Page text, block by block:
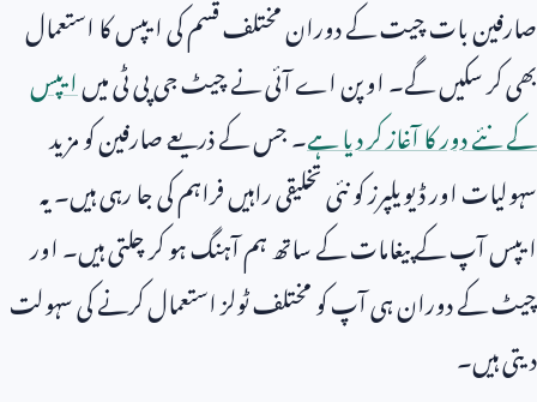
صارفین بات چیت کے دوران مختلف قسم کی ایپس کا استعمال
بھی کر سکیں گے۔ اوپن اے آئی نے چیٹ جی پی ٹی میںایپس
کے نئے دور کا آغاز کر دیا ہے۔ جس کے ذریعے صارفین کو مزید
سہولیات اور ڈیویلپرز کو نئی تخلیقی راہیں فراہم کی جا رہی ہیں۔ یہ
ایپس آپ کے پیغامات کے ساتھ ہم آہنگ ہو کر چلتی ہیں۔ اور
چیٹ کے دوران ہی آپ کو مختلف ٹولز استعمال کرنے کی سہولت
دیتی ہیں۔